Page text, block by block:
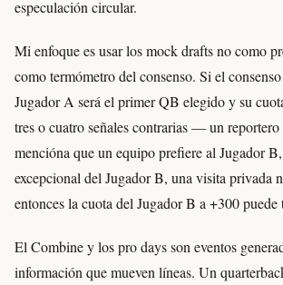
especulación circular.
Mi enfoque es usar los mock drafts no como
como termómetro del consenso. Si el
Jugador A será el primer QB elegido y su
tres o cuatro señales contrarias — un
mencióna que un equipo prefiere al Jugador
excepcional del Jugador B, una visita privada
entonces la cuota del Jugador B a +300 puede
El Combine y los pro days son eventos
información que mueven líneas. Un